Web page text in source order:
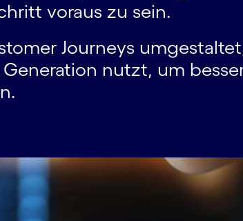
voraus zu sein.
Journeys
nutzt, um